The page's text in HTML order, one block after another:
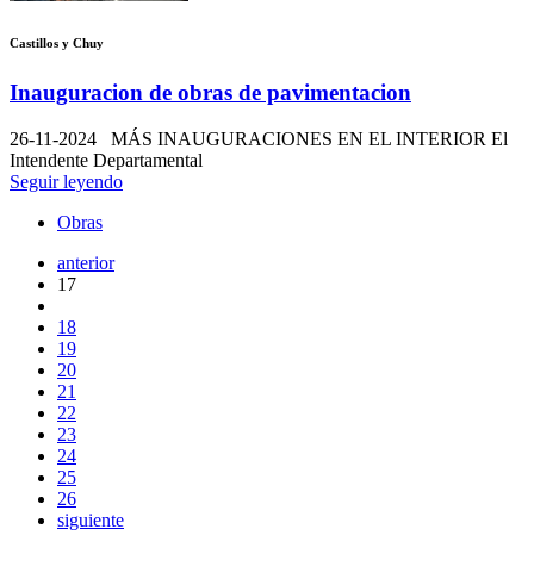
Castillos y Chuy
Inauguracion de obras de pavimentacion
26-11-2024 MÁS INAUGURACIONES EN EL INTERIOR El
Intendente Departamental
Seguir leyendo
Obras
anterior
17
18
19
20
21
22
23
24
25
26
siguiente